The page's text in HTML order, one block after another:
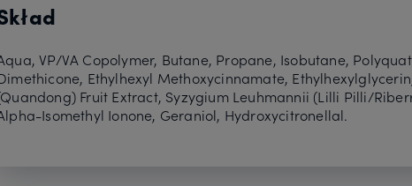
VP/VA Copolymer, Butane, Propane, Isobutane,
Ethylhexyl Methoxycinnamate,
Fruit Extract, Syzygium Leuhmannii (Lilli Pilli/
Isomethyl Ionone, Geraniol, Hydroxycitronellal.